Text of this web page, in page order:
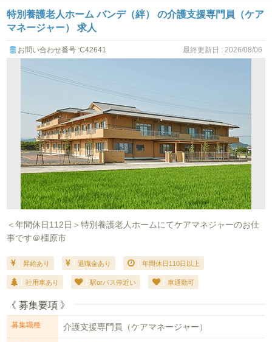
特別養護老人ホーム バンデ（絆） の介護支援専門員（ケア
マネージャー） 求人
お問い合わせ番号 :C42641 最終更新日 : 2026/08/06
＜年間休日112日＞特別養護老人ホームにてケアマネジャーのお仕
事です＠橿原市
昇給あり 退職金あり 年間休日110日以上
社用車あり 駅orバス停近い 車通勤可
《 募集要項 》
募集職種 介護支援専門員（ケアマネージャー）